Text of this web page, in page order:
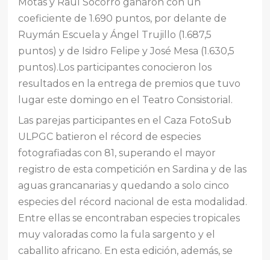
coeficiente de 1.690 puntos, por delante de
Ruymán Escuela y Ángel Trujillo (1.687,5
puntos) y de Isidro Felipe y José Mesa (1.630,5
puntos).Los participantes conocieron los
resultados en la entrega de premios que tuvo
lugar este domingo en el Teatro Consistorial.
Las parejas participantes en el Caza FotoSub
ULPGC batieron el récord de especies
fotografiadas con 81, superando el mayor
registro de esta competición en Sardina y de las
aguas grancanarias y quedando a solo cinco
especies del récord nacional de esta modalidad.
Entre ellas se encontraban especies tropicales
muy valoradas como la fula sargento y el
caballito africano. En esta edición, además, se